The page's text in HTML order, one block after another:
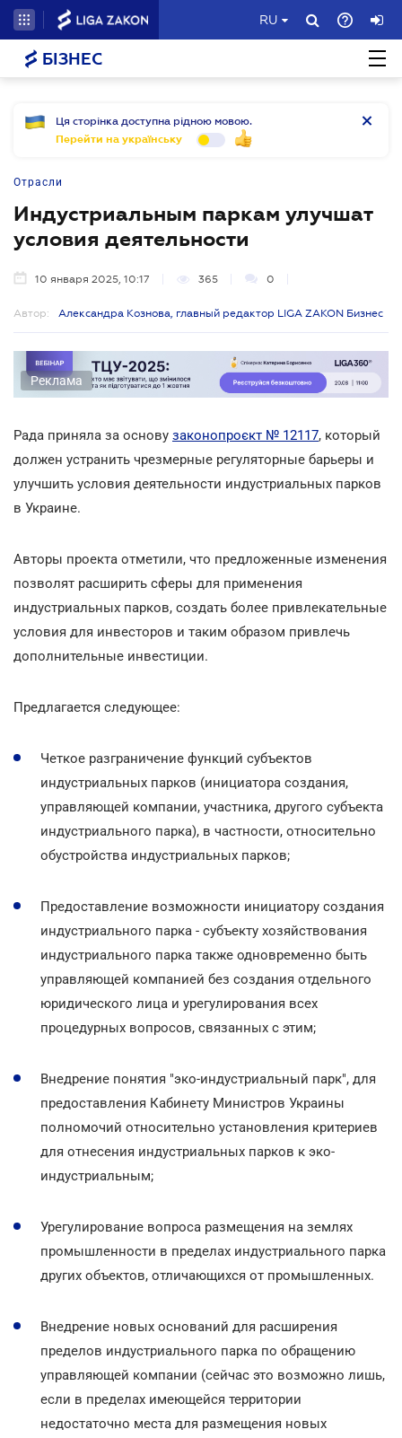
RU
БІЗНЕС
Ця сторінка доступна рідною мовою.
Перейти на українську
Отрасли
Индустриальным паркам улучшат
условия деятельности
10 января 2025, 10:17 365 0
Автор: Александра Кознова, главный редактор LIGA ZAKON Бизнес
Реклама
Рада приняла за основу законопроєкт № 12117, который
должен устранить чрезмерные регуляторные барьеры и
улучшить условия деятельности индустриальных парков
в Украине.
Авторы проекта отметили, что предложенные изменения
позволят расширить сферы для применения
индустриальных парков, создать более привлекательные
условия для инвесторов и таким образом привлечь
дополнительные инвестиции.
Предлагается следующее:
Четкое разграничение функций субъектов
индустриальных парков (инициатора создания,
управляющей компании, участника, другого субъекта
индустриального парка), в частности, относительно
обустройства индустриальных парков;
Предоставление возможности инициатору создания
индустриального парка - субъекту хозяйствования
индустриального парка также одновременно быть
управляющей компанией без создания отдельного
юридического лица и урегулирования всех
процедурных вопросов, связанных с этим;
Внедрение понятия "эко-индустриальный парк", для
предоставления Кабинету Министров Украины
полномочий относительно установления критериев
для отнесения индустриальных парков к эко-
индустриальным;
Урегулирование вопроса размещения на землях
промышленности в пределах индустриального парка
других объектов, отличающихся от промышленных.
Внедрение новых оснований для расширения
пределов индустриального парка по обращению
управляющей компании (сейчас это возможно лишь,
если в пределах имеющейся территории
недостаточно места для размещения новых